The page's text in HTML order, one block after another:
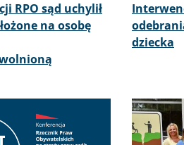
RPO sąd uchylił
na osobę
dziecka
Obraz